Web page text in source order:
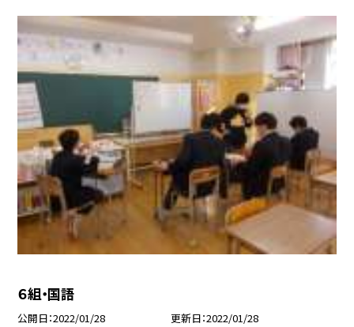
６組・国語
公開日 2022/01/28 更新日 2022/01/28